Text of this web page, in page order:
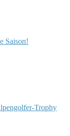
Saison!
Trophy